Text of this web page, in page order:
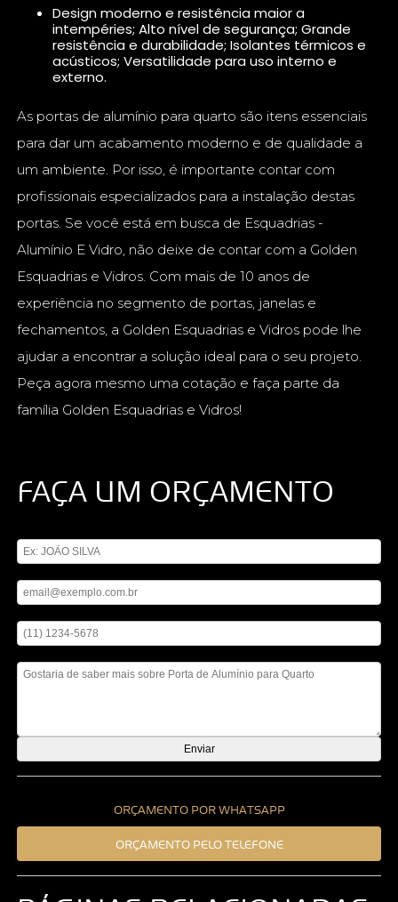
Design moderno e resistência maior a
intempéries; Alto nível de segurança; Grande
resistência e durabilidade; Isolantes térmicos e
acústicos; Versatilidade para uso interno e
externo.
As portas de alumínio para quarto são itens essenciais
para dar um acabamento moderno e de qualidade a
um ambiente. Por isso, é importante contar com
profissionais especializados para a instalação destas
portas. Se você está em busca de Esquadrias -
Alumínio E Vidro, não deixe de contar com a Golden
Esquadrias e Vidros. Com mais de 10 anos de
experiência no segmento de portas, janelas e
fechamentos, a Golden Esquadrias e Vidros pode lhe
ajudar a encontrar a solução ideal para o seu projeto.
Peça agora mesmo uma cotação e faça parte da
família Golden Esquadrias e Vidros!
FAÇA UM ORÇAMENTO
ORÇAMENTO POR WHATSAPP
ORÇAMENTO PELO TELEFONE